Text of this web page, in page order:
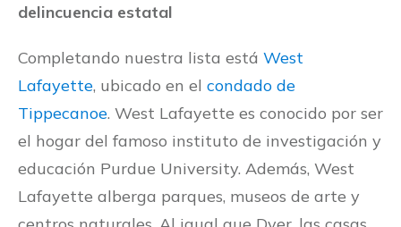
delincuencia estatal
Completando nuestra lista está West
Lafayette, ubicado en el condado de
Tippecanoe. West Lafayette es conocido por ser
el hogar del famoso instituto de investigación y
educación Purdue University. Además, West
Lafayette alberga parques, museos de arte y